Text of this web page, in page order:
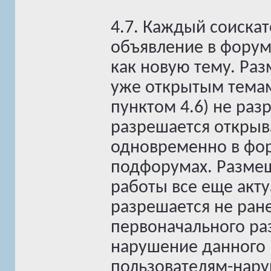
4.7. Каждый
объявление в
как новую тему.
уже открытым
пунктом 4.6) не
разрешается
одновременно в
подфорумах.
работы все еще
разрешается не
первоначального
нарушение данного